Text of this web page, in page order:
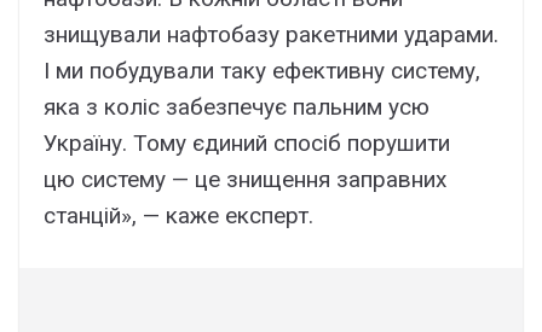
знищували нафтобазу ракетними ударами.
І ми побудували таку ефективну систему,
яка з коліс забезпечує пальним усю
Україну. Тому єдиний спосіб порушити
цю систему — це знищення заправних
станцій», — каже експерт.